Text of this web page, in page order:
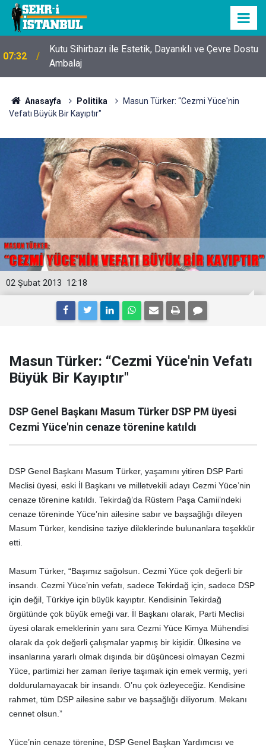
07:32
Kutu Sihirbazı ile Estetik, Dayanıklı ve Çevre Dostu
Ambalaj
Anasayfa Politika
Masun Türker: “Cezmi Yüce'nin
Vefatı Büyük Bir Kayıptır"
12:18
02 Şubat 2013
Masun Türker: “Cezmi Yüce'nin Vefatı
Büyük Bir Kayıptır"
DSP Genel Başkanı Masum Türker DSP PM üyesi
Cezmi Yüce'nin cenaze törenine katıldı
DSP Genel Başkanı Masum Türker, yaşamını yitiren DSP Parti
Meclisi üyesi, eski İl Başkanı ve milletvekili adayı Cezmi Yüce’nin
cenaze törenine katıldı. Tekirdağ’da Rüstem Paşa Camii’ndeki
cenaze töreninde Yüce’nin ailesine sabır ve başsağlığı dileyen
Masum Türker, kendisine taziye dileklerinde bulunanlara teşekkür
etti.
Masum Türker, “Başımız sağolsun. Cezmi Yüce çok değerli bir
insandı. Cezmi Yüce’nin vefatı, sadece Tekirdağ için, sadece DSP
için değil, Türkiye için büyük kayıptır. Kendisinin Tekirdağ
örgütünde çok büyük emeği var. İl Başkanı olarak, Parti Meclisi
üyesi olarak emeklerinin yanı sıra Cezmi Yüce Kimya Mühendisi
olarak da çok değerli çalışmalar yapmış bir kişidir. Ülkesine ve
insanlarına yararlı olmak dışında bir düşüncesi olmayan Cezmi
Yüce, partimizi her zaman ileriye taşımak için emek vermiş, yeri
doldurulamayacak bir insandı. O’nu çok özleyeceğiz. Kendisine
rahmet, tüm DSP ailesine sabır ve başsağlığı diliyorum. Mekanı
cennet olsun.”
Yüce’nin cenaze törenine, DSP Genel Başkan Yardımcısı ve